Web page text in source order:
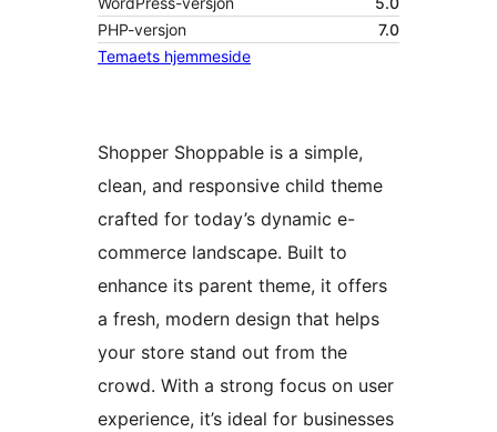
PHP-versjon
7.0
Temaets hjemmeside
Shopper Shoppable is a simple,
clean, and responsive child theme
crafted for today’s dynamic e-
commerce landscape. Built to
enhance its parent theme, it offers
a fresh, modern design that helps
your store stand out from the
crowd. With a strong focus on user
experience, it’s ideal for businesses